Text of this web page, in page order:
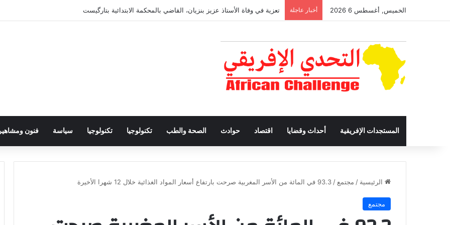
الخميس, أغسطس 6 2026 أخبار عاجلة تعزية في وفاة الأستاذ عزيز بنزيان، القاضي بالمحكمة الابتدائية بتارگيست
المستجدات الإفريقية أحداث وقضايا اقتصاد حوادث الصحة والطب تكنولوجيا تكنولوجيا سياسة فنون ومشاهير
الرئيسية / مجتمع / 93.3 في المائة من الأسر المغربية صرحت بارتفاع أسعار المواد الغذائية خلال 12 شهرا الأخيرة
مجتمع